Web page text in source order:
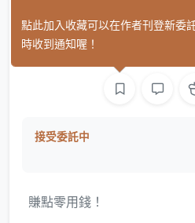
不遇
接受委託中
賺點零用錢！
點此加入收藏可以在作者刊登新委
時收到通知喔！